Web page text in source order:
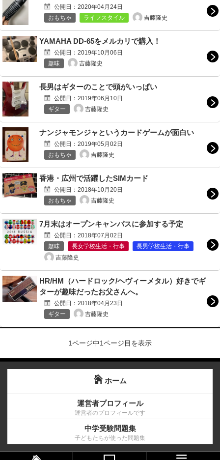
公開日： 2020年04月24日
おもちゃ
ライフスタイル 吉藤隆史
YAMAHA DD-65をメルカリで購入！
公開日： 2019年10月06日
趣味
吉藤隆史
長男はギターのことで頭がいっぱい
公開日： 2019年06月10日
ギター
吉藤隆史
ナンジャモンジャというカードゲームが面白い
公開日： 2019年05月02日
おもちゃ
吉藤隆史
香港・広州で活躍したSIMカード
公開日： 2018年10月20日
おもちゃ
吉藤隆史
7月末はオープンキャンパスに参加する予定
公開日： 2018年07月02日
趣味
長女学校生活・行事
長男学校生活・行事
吉藤隆史
HR/HM（ハードロック/ヘヴィーメタル）好きでギ
ターが趣味だったお父さんへ。
公開日： 2018年04月23日
ギター
吉藤隆史
1ページ中1ページ目を表示
ホーム
運営者プロフィール
運営者のプロフィールです
中学受験問題集
子どもたちが使った問題集